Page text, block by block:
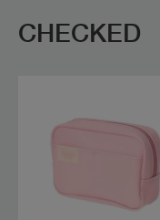
CHECKED